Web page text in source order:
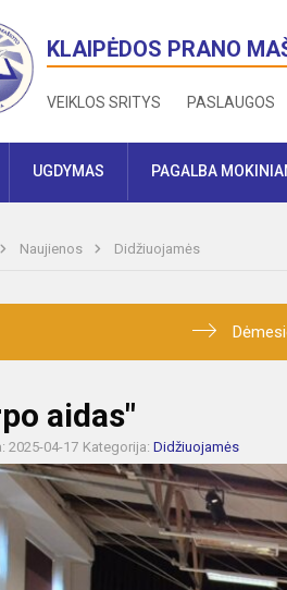
KLAIPĖDOS PRANO
VEIKLOS SRITYS PASLAUGOS
UGDYMAS PAGALBA
Naujienos Didžiuojamės
aidas"
2025-04-17 Kategorija: Didžiuojamės